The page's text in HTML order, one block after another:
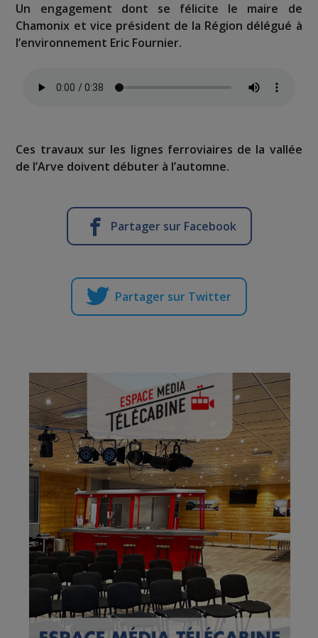
Un engagement dont se félicite le maire de
Chamonix et vice président de la Région délégué à
l’environnement Eric Fournier.
Ces travaux sur les lignes ferroviaires de la vallée
de l’Arve doivent débuter à l’automne.
Partager sur Facebook
Partager sur Twitter